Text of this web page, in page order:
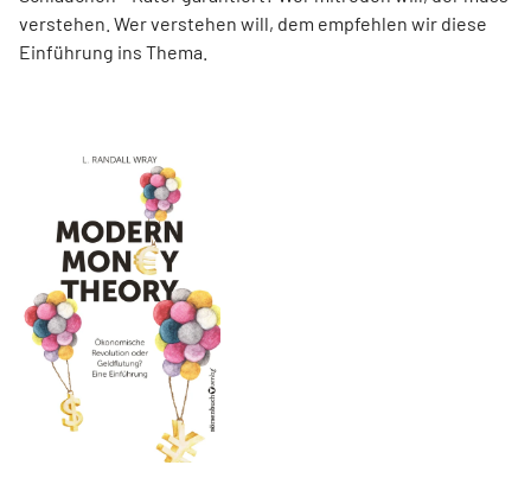
verstehen. Wer verstehen will, dem empfehlen wir diese
Einführung ins Thema.